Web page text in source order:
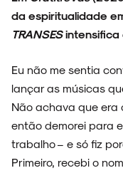
da espiritualidade
TRANSESintensifica
Eu não me sentia
lançar as músicas
Não achava que era
então demorei para
trabalho – e só fiz
Primeiro, recebi o